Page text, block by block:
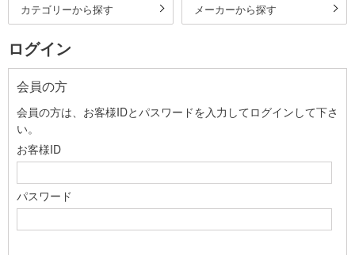
カテゴリーから探す メーカーから探す
ログイン
会員の方
会員の方は、お客様IDとパスワードを入力してログインして下さ
い。
お客様ID
パスワード